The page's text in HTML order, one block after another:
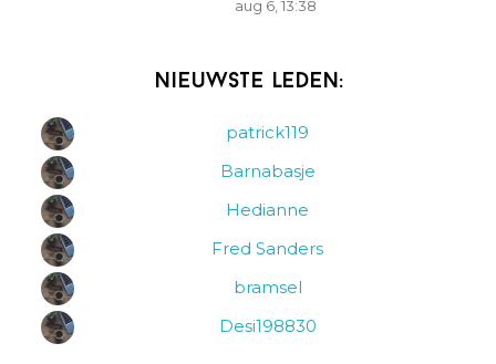
aug 6, 13:38
Nieuwste leden:
patrick119
Barnabasje
Hedianne
Fred Sanders
bramsel
Desi198830